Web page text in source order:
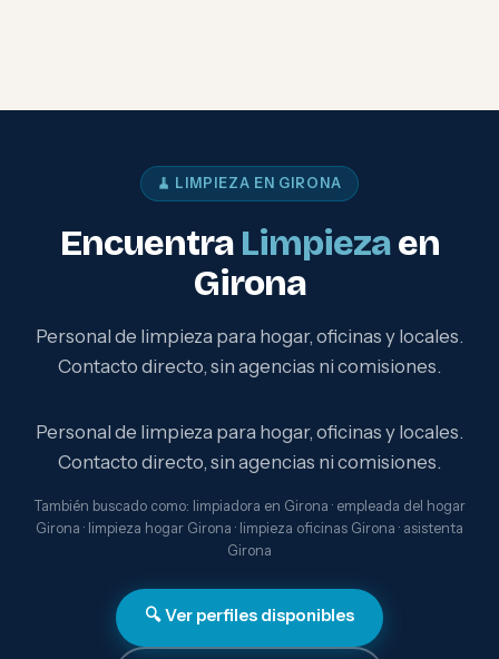
🧹 LIMPIEZA EN GIRONA
Encuentra Limpiezaen
Girona
Personal de limpieza para hogar, oficinas y locales.
Contacto directo, sin agencias ni comisiones.
Personal de limpieza para hogar, oficinas y locales.
Contacto directo, sin agencias ni comisiones.
También buscado como: limpiadora en Girona · empleada del hogar
Girona · limpieza hogar Girona · limpieza oficinas Girona · asistenta
Girona
🔍 Ver perfiles disponibles